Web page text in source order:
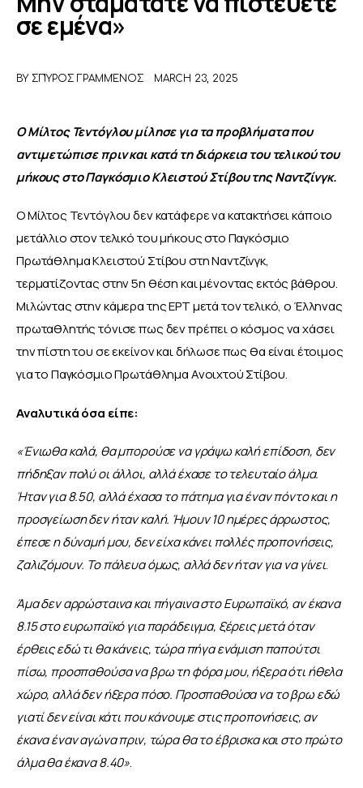
MEET THE TEAM
σε εμένα»
BY ΣΠΎΡΟΣ ΓΡΑΜΜΈΝΟΣ MARCH 23, 2025
Ο Μίλτος Τεντόγλου μίλησε για τα προβλήματα που
αντιμετώπισε πριν και κατά τη διάρκεια του τελικού του
μήκους στο Παγκόσμιο Κλειστού Στίβου της Ναντζίνγκ.
Ο Μίλτος Τεντόγλου δεν κατάφερε να κατακτήσει κάποιο
μετάλλιο στον τελικό του μήκους στο Παγκόσμιο
Πρωτάθλημα Κλειστού Στίβου στη Ναντζίνγκ,
τερματίζοντας στην 5η θέση και μένοντας εκτός βάθρου.
Μιλώντας στην κάμερα της ΕΡΤ μετά τον τελικό, ο Έλληνας
πρωταθλητής τόνισε πως δεν πρέπει ο κόσμος να χάσει
την πίστη του σε εκείνον και δήλωσε πως θα είναι έτοιμος
για το Παγκόσμιο Πρωτάθλημα Ανοιχτού Στίβου.
Αναλυτικά όσα είπε:
«Ένιωθα καλά, θα μπορούσε να γράψω καλή επίδοση, δεν
πήδηξαν πολύ οι άλλοι, αλλά έχασε το τελευταίο άλμα.
Ήταν για 8.50, αλλά έχασα το πάτημα για έναν πόντο και η
προσγείωση δεν ήταν καλή. Ήμουν 10 ημέρες άρρωστος,
έπεσε η δύναμή μου, δεν είχα κάνει πολλές προπονήσεις,
ζαλιζόμουν. Το πάλευα όμως, αλλά δεν ήταν για να γίνει.
Άμα δεν αρρώσταινα και πήγαινα στο Ευρωπαϊκό, αν έκανα
8.15 στο ευρωπαϊκό για παράδειγμα, ξέρεις μετά όταν
έρθεις εδώ τι θα κάνεις, τώρα πήγα ενάμιση παπούτσι
πίσω, προσπαθούσα να βρω τη φόρα μου, ήξερα ότι ήθελα
χώρο, αλλά δεν ήξερα πόσο. Προσπαθούσα να το βρω εδώ
γιατί δεν είναι κάτι που κάνουμε στις προπονήσεις, αν
έκανα έναν αγώνα πριν, τώρα θα το έβρισκα και στο πρώτο
άλμα θα έκανα 8.40».